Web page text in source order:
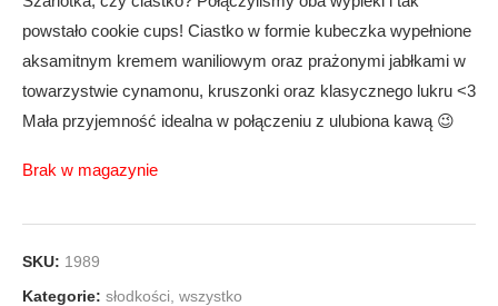
powstało cookie cups! Ciastko w formie kubeczka wypełnione
aksamitnym kremem waniliowym oraz prażonymi jabłkami w
towarzystwie cynamonu, kruszonki oraz klasycznego lukru <3
Mała przyjemność idealna w połączeniu z ulubiona kawą 😉
Brak w magazynie
SKU: 1989
Kategorie: słodkości wszystko